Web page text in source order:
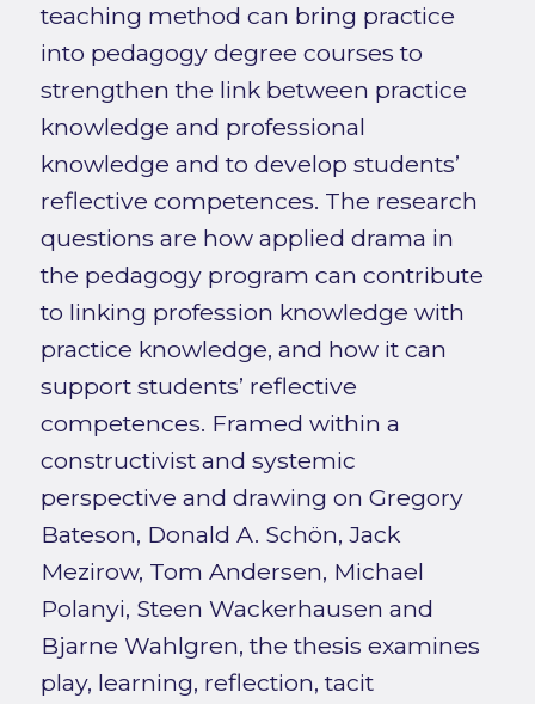
teaching method can bring practice
into pedagogy degree courses to
strengthen the link between practice
knowledge and professional
knowledge and to develop students’
reflective competences. The research
questions are how applied drama in
the pedagogy program can contribute
to linking profession knowledge with
practice knowledge, and how it can
support students’ reflective
competences. Framed within a
constructivist and systemic
perspective and drawing on Gregory
Bateson, Donald A. Schön, Jack
Mezirow, Tom Andersen, Michael
Polanyi, Steen Wackerhausen and
Bjarne Wahlgren, the thesis examines
play, learning, reflection, tacit